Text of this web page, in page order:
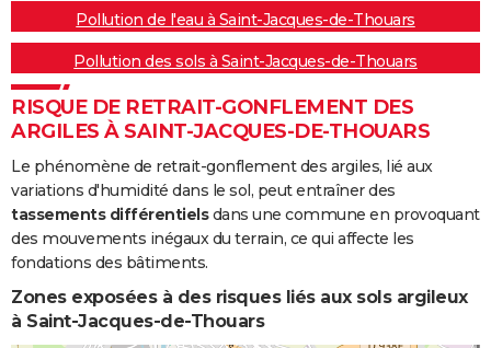
Pollution de l'eau à Saint-Jacques-de-Thouars
Pollution des sols à Saint-Jacques-de-Thouars
RISQUE DE RETRAIT-GONFLEMENT DES
ARGILES À SAINT-JACQUES-DE-THOUARS
Le phénomène de retrait-gonflement des argiles, lié aux
variations d'humidité dans le sol, peut entraîner des
tassements différentielsdans une commune en provoquant
des mouvements inégaux du terrain, ce qui affecte les
fondations des bâtiments.
Zones exposées à des risques liés aux sols argileux
à Saint-Jacques-de-Thouars